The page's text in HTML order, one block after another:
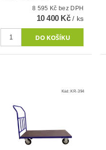
8 595 Kč bez DPH
10 400 Kč/ ks
Kód:KR-394